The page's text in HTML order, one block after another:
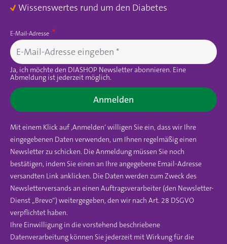
Wissenswertes rund um den Diabetes
E-Mail-Adresse
Ja, ich möchte den DIASHOP Newsletter abonnieren. Eine
Abmeldung ist jederzeit möglich.
Anmelden
Mit einem Klick auf ‚Anmelden‘ willigen Sie ein, dass wir Ihre
eingegebenen Daten verwenden, um Ihnen regelmäßig einen
Newsletter zu schicken. Die Anmeldung müssen Sie noch
bestätigen, indem Sie einen an Ihre angegebene Email-Adresse
versandten Link anklicken. Die Daten werden zum Zweck des
Newsletterversands an einen Auftragsverarbeiter (den Newsletter-
Dienst „Brevo“) weitergegeben, den wir nach Art. 28 DSGVO
verpflichtet haben.
Ihre Einwilligung in die vorstehend beschriebene
Datenverarbeitung können Sie jederzeit mit Wirkung für die